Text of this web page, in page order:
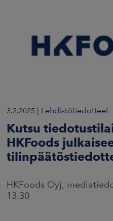
3.2.2025 | Lehdistötiedotteet
Kutsu
HKFoods
HKFoods Oyj,
13.30